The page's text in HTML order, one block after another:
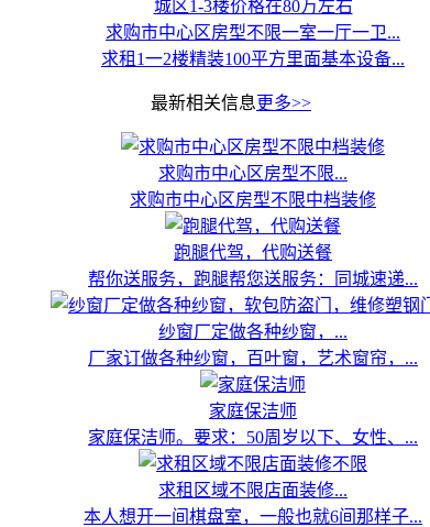
城区1-3楼价格在80万左右
求购市中心区房型不限一室一厅一卫...
求租1一2楼精装100平方里面基本设备...
最新相关信息更多>>
求购市中心区房型不限...
求购市中心区房型不限中档装修
跑腿代驾，代购送餐
帮你送服务，跑腿帮您送服务：同城速递...
纱窗厂定做各种纱窗，...
厂家订做各种纱窗，百叶窗，艺术窗帘，...
家庭保洁师
家庭保洁师。要求：50周岁以下、女性、...
求租区域不限店面装修...
本人想开一间棋盘室，一般也就6间那样子...